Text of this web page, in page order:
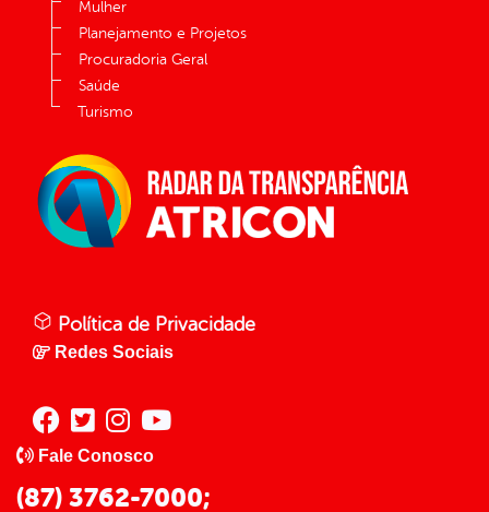
Mulher
Planejamento e Projetos
Procuradoria Geral
Saúde
Turismo
Política de Privacidade
Redes Sociais
Fale Conosco
(87) 3762-7000;